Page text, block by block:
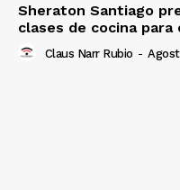
Sheraton Santiago
clases de cocina
Claus Narr Rubio -